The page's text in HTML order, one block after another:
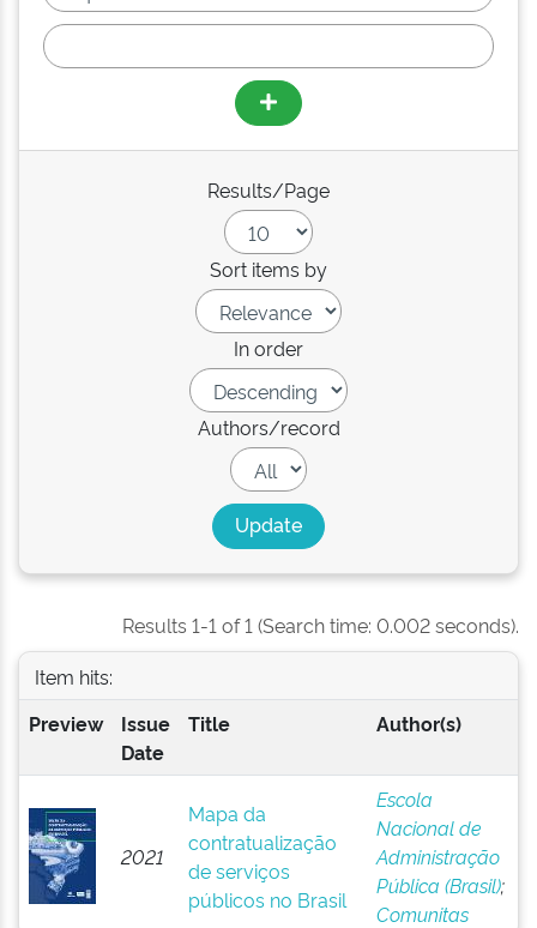
Results/Page
Sort items by
In order
Authors/record
Results 1-1 of 1 (Search time: 0.002 seconds).
Item hits:
Preview
Issue
Date
Title Author(s)
2021
Mapa da
contratualização
de serviços
públicos no Brasil
Escola
Nacional de
Administração
Pública (Brasil);
Comunitas